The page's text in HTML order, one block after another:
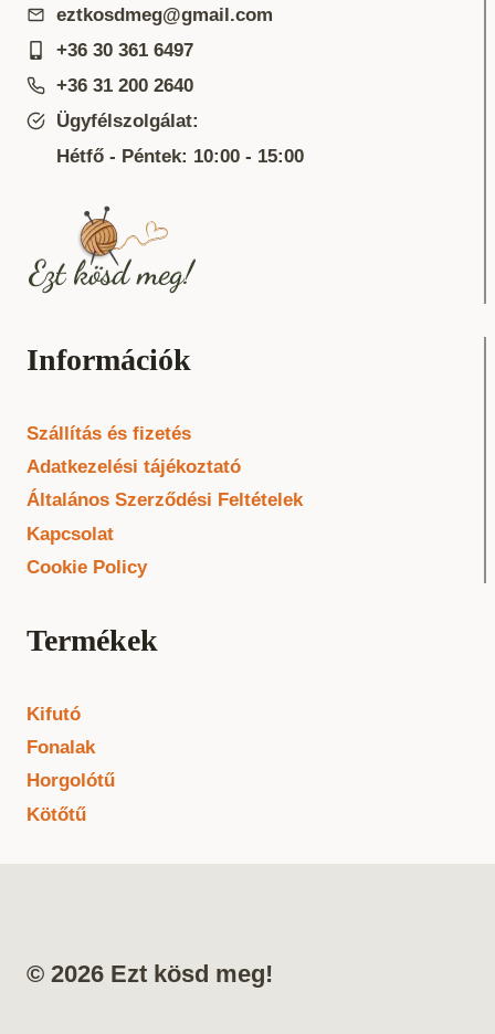
eztkosdmeg@gmail.com
+36 30 361 6497
+36 31 200 2640
Ügyfélszolgálat:
Hétfő - Péntek: 10:00 - 15:00
Információk
Szállítás és fizetés
Adatkezelési tájékoztató
Általános Szerződési Feltételek
Kapcsolat
Cookie Policy
Termékek
Kifutó
Fonalak
Horgolótű
Kötőtű
© 2026 Ezt kösd meg!